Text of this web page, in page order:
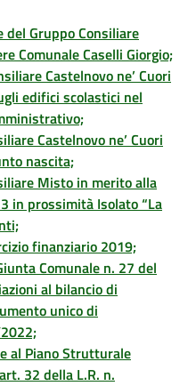
del Gruppo Consiliare
Comunale Caselli Giorgio;
Castelnovo ne’ Cuori
edifici scolastici nel
Castelnovo ne’ Cuori
nascita;
Misto in merito alla
in prossimità Isolato “La
finanziario 2019;
Comunale n. 27 del
al bilancio di
unico di
al Piano Strutturale
32 della L.R. n.